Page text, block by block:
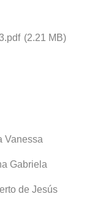
(2.21 MB)
Vanessa
Gabriela
de Jesús